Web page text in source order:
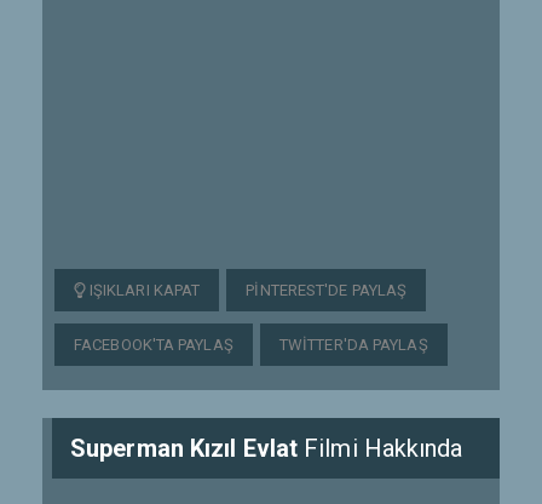
IŞIKLARI KAPAT PINTEREST'DE PAYLAŞ
FACEBOOK'TA PAYLAŞ TWITTER'DA PAYLAŞ
Superman Kızıl Evlat Filmi Hakkında